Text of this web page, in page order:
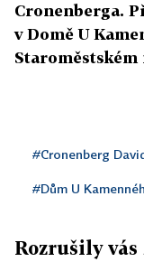
Cronenberga.
v Domě U
Staroměstském
#Cronenberg
#Dům U
Rozrušily